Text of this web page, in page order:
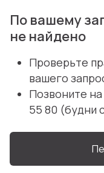
По вашему
не найдено
Проверьте
вашего
Позвоните
55 80 (будни